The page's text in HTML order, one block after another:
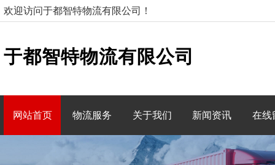
欢迎访问于都智特物流有限公司！
于都智特物流有限公司
网站首页 物流服务 关于我们 新闻资讯 在线